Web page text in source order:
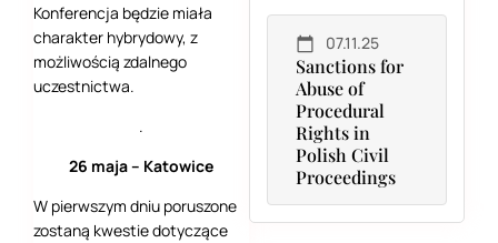
Konferencja będzie miała
charakter hybrydowy, z
możliwością zdalnego
uczestnictwa.
.
26 maja – Katowice
W pierwszym dniu poruszone
zostaną kwestie dotyczące
07.11.25
Sanctions for
Abuse of
Procedural
Rights in
Polish Civil
Proceedings